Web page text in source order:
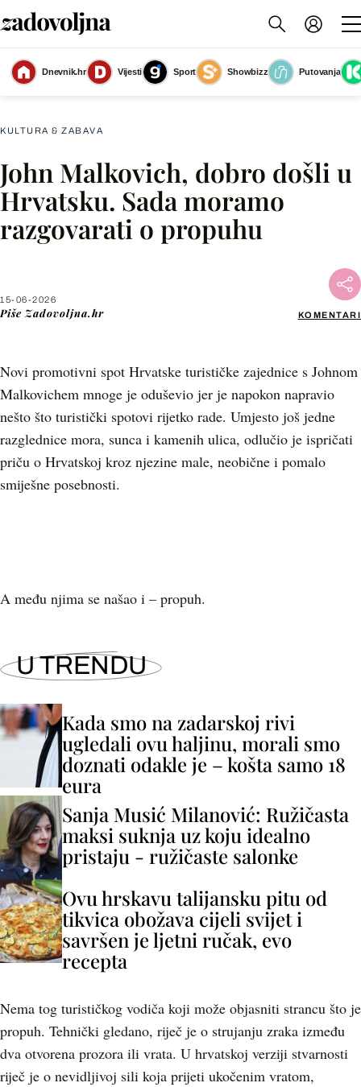
Dnevnik.hr Vijesti Sport Showbizz Putovanja
Janko Popović Volarić i John Malkovich u promo spotu Hrvatske turističke
(Foto: printscreen)
KULTURA & ZABAVA
John Malkovich, dobro došli u
Hrvatsku. Sada moramo
razgovarati o propuhu
15-06-2026
Piše Zadovoljna.hr KOMENTARI
Novi promotivni spot Hrvatske turističke zajednice s Johnom
Malkovichem mnoge je oduševio jer je napokon napravio
nešto što turistički spotovi rijetko rade. Umjesto još jedne
razglednice mora, sunca i kamenih ulica, odlučio je ispričati
priču o Hrvatskoj kroz njezine male, neobične i pomalo
smiješne posebnosti.
Facebook
X
A među njima se našao i – propuh.
U TRENDU
Kada smo na zadarskoj rivi
ugledali ovu haljinu, morali smo
doznati odakle je – košta samo 18
eura
Sanja Musić Milanović: Ružičasta
maksi suknja uz koju idealno
pristaju - ružičaste salonke
Ovu hrskavu talijansku pitu od
tikvica obožava cijeli svijet i
savršen je ljetni ručak, evo
recepta
Nema tog turističkog vodiča koji može objasniti strancu što je
propuh. Tehnički gledano, riječ je o strujanju zraka između
dva otvorena prozora ili vrata. U hrvatskoj verziji stvarnosti
riječ je o nevidljivoj sili koja prijeti ukočenim vratom,